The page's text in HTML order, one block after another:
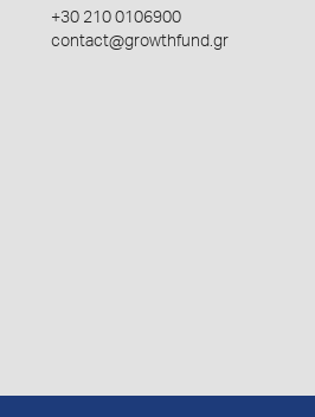
+30 210 0106900
contact@growthfund.gr